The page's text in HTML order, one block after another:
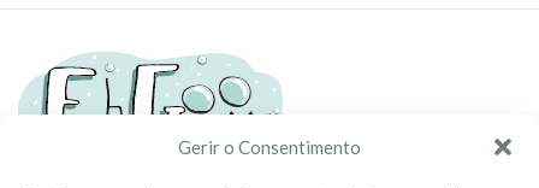
Gerir o Consentimento